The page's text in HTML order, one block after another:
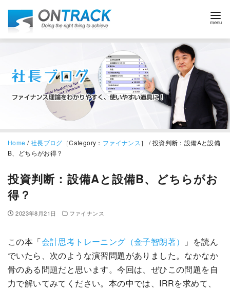
Home /社長ブログ ［Category： ファイナンス ］ / 投資判断：設備Aと設備
B、どちらがお得？
投資判断：設備Aと設備B、どちらがお
得？
2023年8月21日 ファイナンス
この本「会計思考トレーニング（金子智朗著）
」を読ん
でいたら、次のような演習問題がありました。なかなか
骨のある問題だと思います。今回は、ぜひこの問題を自
力で解いてみてください。本の中では、IRRを求めて、